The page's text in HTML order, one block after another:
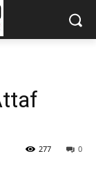
0
277